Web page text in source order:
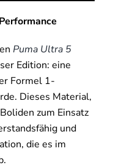
Puma Ultra 5
Edition: eine
Formel 1-
Dieses Material,
zum Einsatz
und
die es im